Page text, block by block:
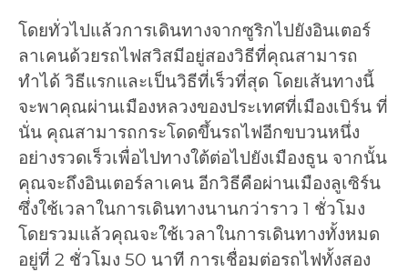
โดยทั่วไปแล้วการเดินทางจากซูริกไปยังอินเตอร์
ลาเคนด้วยรถไฟสวิสมีอยู่สองวิธีที่คุณสามารถ
ทำได้ วิธีแรกและเป็นวิธีที่เร็วที่สุด โดยเส้นทางนี้
จะพาคุณผ่านเมืองหลวงของประเทศที่เมืองเบิร์น ที่
นั่น คุณสามารถกระโดดขึ้นรถไฟอีกขบวนหนึ่ง
อย่างรวดเร็วเพื่อไปทางใต้ต่อไปยังเมืองธูน จากนั้น
คุณจะถึงอินเตอร์ลาเคน อีกวิธีคือผ่านเมืองลูเซิร์น
ซึ่งใช้เวลาในการเดินทางนานกว่าราว 1 ชั่วโมง
โดยรวมแล้วคุณจะใช้เวลาในการเดินทางทั้งหมด
อยู่ที่ 2 ชั่วโมง 50 นาที การเชื่อมต่อรถไฟทั้งสอง